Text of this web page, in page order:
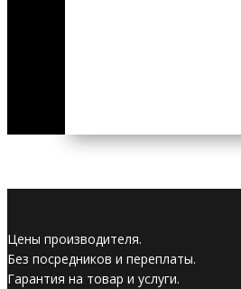
Цены производителя.
Без посредников и переплаты.
Гарантия на товар и услуги.